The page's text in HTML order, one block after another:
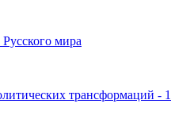
мира
трансформаций - 1